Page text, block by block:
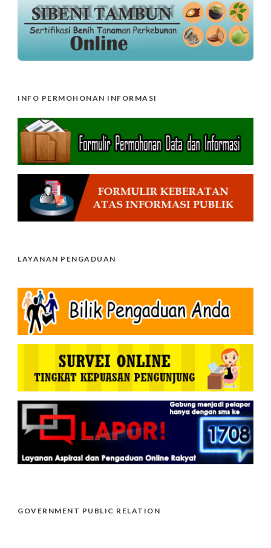
INFO PERMOHONAN INFORMASI
LAYANAN PENGADUAN
GOVERNMENT PUBLIC RELATION